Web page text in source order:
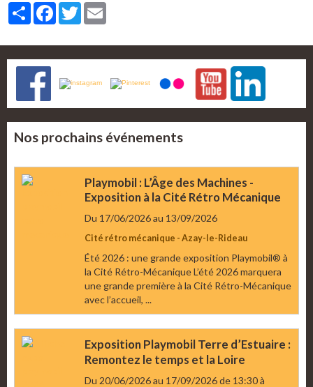
PartagerFacebook
Twitter
Nos prochains événements
Playmobil : L’Âge des Machines -
Exposition à la Cité Rétro Mécanique
Du 17/06/2026au 13/09/2026
Cité rétro mécanique - Azay-le-Rideau
Été 2026 : une grande exposition Playmobil® à
la Cité Rétro-Mécanique L’été 2026 marquera
une grande première à la Cité Rétro-Mécanique
avec l’accueil, ...
Exposition Playmobil Terre d’Estuaire :
Remontez le temps et la Loire
Du 20/06/2026au 17/09/2026de 13:30à